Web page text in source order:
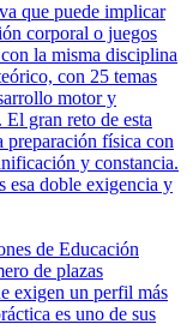
que puede implicar
corporal o juegos
la misma disciplina
con 25 temas
motor y
gran reto de esta
preparación física con
y constancia.
esa doble exigencia y
de Educación
de plazas
exigen un perfil más
es uno de sus